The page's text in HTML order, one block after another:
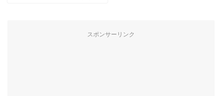
スポンサーリンク